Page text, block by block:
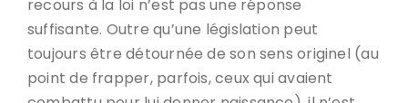
recours à la loi n’est pas une réponse
suffisante. Outre qu’une législation peut
toujours être détournée de son sens originel (au
point de frapper, parfois, ceux qui avaient